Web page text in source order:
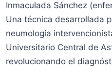
Inmaculada Sánchez
Una técnica desarrollada
neumología
Universitario Central de
revolucionando el